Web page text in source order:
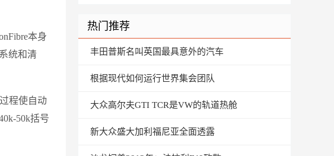
本身
统和清
程使自动
50k括号
热门推荐
丰田普斯名叫英国最具意外的汽车
根据现代如何运行世界集会团队
大众高尔夫GTI TCR是VW的轨道热舱
新大众盛大加利福尼亚全面透露